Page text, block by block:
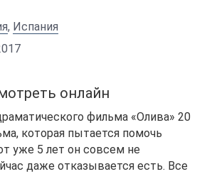
, Испания
онлайн
фильма «Олива» 20
которая пытается помочь
уже 5 лет он совсем не
даже отказывается есть. Все